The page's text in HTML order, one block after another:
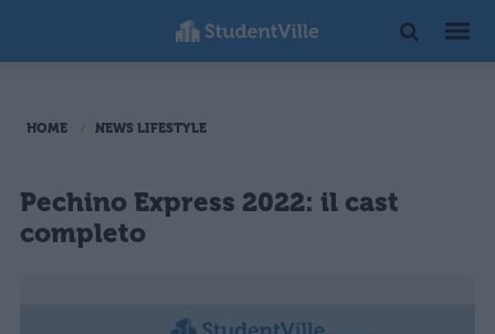
HOME NEWS LIFESTYLE
Pechino Express 2022: il cast
completo